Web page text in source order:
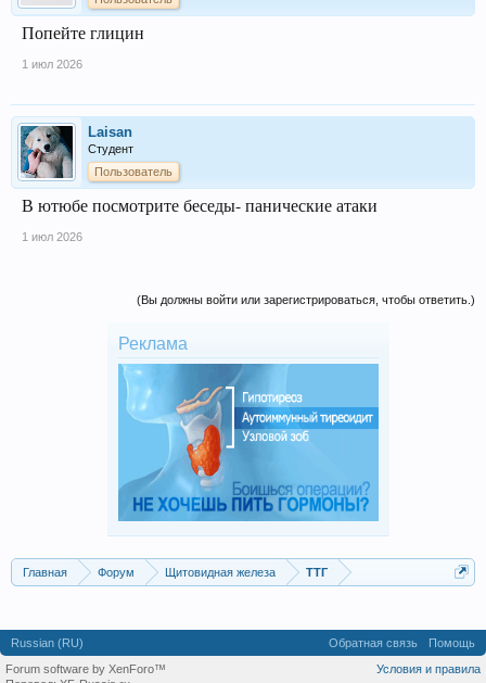
Попейте глицин
1 июл 2026
Laisan
Студент
Пользователь
В ютюбе посмотрите беседы- панические атаки
1 июл 2026
(Вы должны войти или зарегистрироваться, чтобы ответить.)
Реклама
Главная Форум Щитовидная железа ТТГ
Russian (RU) Обратная связь
Помощь
Условия и правила
Forum software by XenForo™